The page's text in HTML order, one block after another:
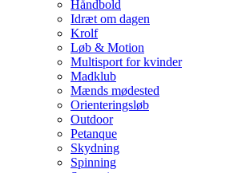
Håndbold
Idræt om dagen
Krolf
Løb & Motion
Multisport for kvinder
Madklub
Mænds mødested
Orienteringsløb
Outdoor
Petanque
Skydning
Spinning